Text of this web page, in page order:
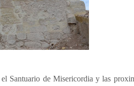
Santuario de Misericordia y las